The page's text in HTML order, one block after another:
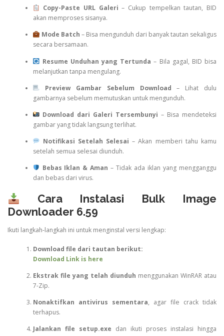
Copy-Paste URL Galeri – Cukup tempelkan tautan, BID
akan memproses sisanya.
Mode Batch – Bisa mengunduh dari banyak tautan sekaligus
secara bersamaan.
Resume Unduhan yang Tertunda – Bila gagal, BID bisa
melanjutkan tanpa mengulang.
Preview Gambar Sebelum Download – Lihat dulu
gambarnya sebelum memutuskan untuk mengunduh.
Download dari Galeri Tersembunyi – Bisa mendeteksi
gambar yang tidak langsung terlihat.
Notifikasi Setelah Selesai – Akan memberi tahu kamu
setelah semua selesai diunduh.
Bebas Iklan & Aman – Tidak ada iklan yang mengganggu
dan bebas dari virus.
Cara Instalasi Bulk Image
Downloader 6.59
Ikuti langkah-langkah ini untuk menginstal versi lengkap:
Download file dari tautan berikut:
Download Link is here
Ekstrak file yang telah diunduh menggunakan WinRAR atau
7-Zip.
Nonaktifkan antivirus sementara, agar file crack tidak
terhapus.
Jalankan file setup.exe dan ikuti proses instalasi hingga